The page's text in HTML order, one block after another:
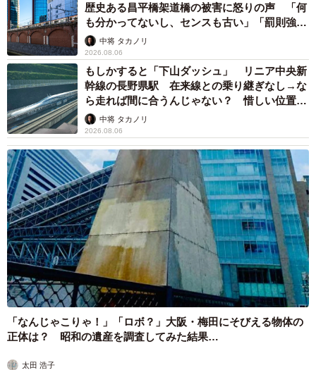
歴史ある昌平橋架道橋の被害に怒りの声 「何
も分かってないし、センスも古い」「罰則強化
して」中将 タカノリ
2026.08.06
もしかすると「下山ダッシュ」 リニア中央新
幹線の長野県駅 在来線との乗り継ぎなし→な
ら走れば間に合うんじゃない？ 惜しい位置関
係が反響
中将 タカノリ
2026.08.06
「なんじゃこりゃ！」「ロボ？」大阪・梅田にそびえる物体の
正体は？ 昭和の遺産を調査してみた結果…
太田 浩子